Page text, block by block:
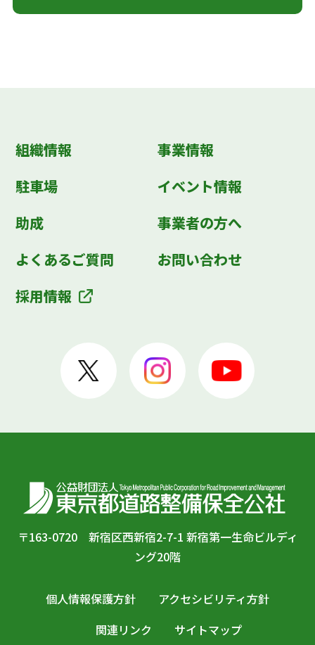
組織情報
事業情報
駐車場
イベント情報
助成
事業者の方へ
よくあるご質問
お問い合わせ
採用情報
〒163-0720 新宿区西新宿2-7-1 新宿第一生命ビルディ
ング20階
個人情報保護方針
アクセシビリティ方針
関連リンク
サイトマップ